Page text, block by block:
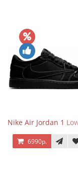
Nike Air Jordan 1
6990р.